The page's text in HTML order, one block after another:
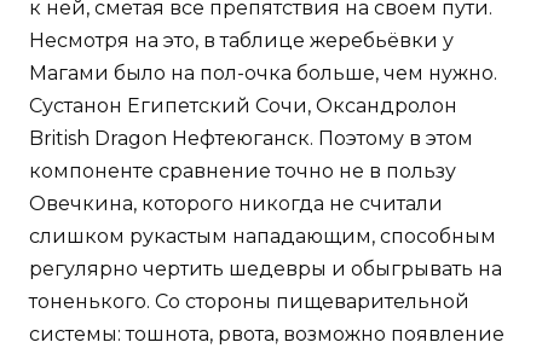
к ней, сметая все препятствия на своем пути.
Несмотря на это, в таблице жеребьёвки у
Магами было на пол-очка больше, чем нужно.
Сустанон Египетский Сочи, Оксандролон
British Dragon Нефтеюганск. Поэтому в этом
компоненте сравнение точно не в пользу
Овечкина, которого никогда не считали
слишком рукастым нападающим, способным
регулярно чертить шедевры и обыгрывать на
тоненького. Со стороны пищеварительной
системы: тошнота, рвота, возможно появление